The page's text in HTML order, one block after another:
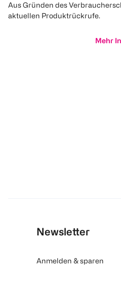
Aus Gründen des
aktuellen Produktrückrufe.
Mehr
Newsletter
Anmelden & sparen